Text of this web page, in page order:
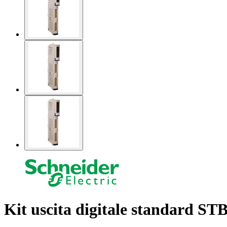
Kit uscita digitale standard